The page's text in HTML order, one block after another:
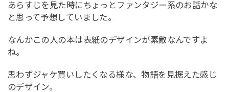
あらすじを見た時にちょっとファンタジー系のお話かな
と思って予想していました。
なんかこの人の本は表紙のデザインが素敵なんですよ
ね。
思わずジャケ買いしたくなる様な、物語を見据えた感じ
のデザイン。